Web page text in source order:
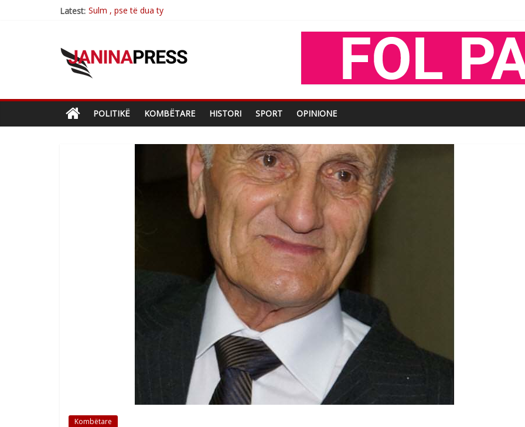
Latest: Postim me vlera nga artistja e mirëfilltë Mimoza Gjoni
Brahim Çekaj njē veprimtar i respektuar i çeshtjës kombëtare
POLITIKË KOMBËTARE HISTORI SPORT OPINIONE
Kombëtare